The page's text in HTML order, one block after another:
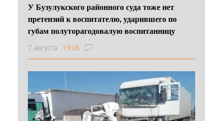
У Бузулукского районного суда тоже нет
претензий к воспитателю, ударившего по
губам полуторагодовалую воспитанницу
7 августа 19:06